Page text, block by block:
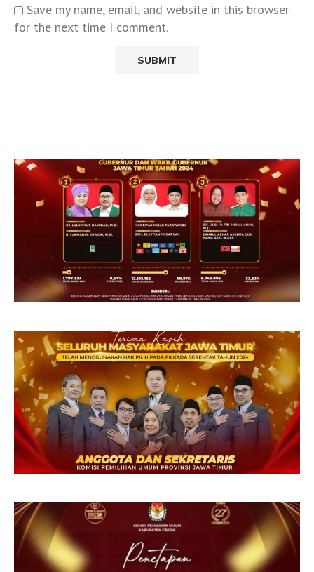
Save my name, email, and website in this browser
for the next time I comment.